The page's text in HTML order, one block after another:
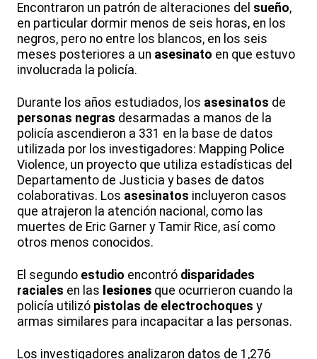
Encontraron un patrón de alteraciones del sueño,
en particular dormir menos de seis horas, en los
negros, pero no entre los blancos, en los seis
meses posteriores a un asesinato en que estuvo
involucrada la policía.
Durante los años estudiados, los asesinatos de
personas negras desarmadas a manos de la
policía ascendieron a 331 en la base de datos
utilizada por los investigadores: Mapping Police
Violence, un proyecto que utiliza estadísticas del
Departamento de Justicia y bases de datos
colaborativas. Los asesinatos incluyeron casos
que atrajeron la atención nacional, como las
muertes de Eric Garner y Tamir Rice, así como
otros menos conocidos.
El segundo estudio encontró disparidades
raciales en las lesiones que ocurrieron cuando la
policía utilizó pistolas de electrochoques y
armas similares para incapacitar a las personas.
Los investigadores analizaron datos de 1,276